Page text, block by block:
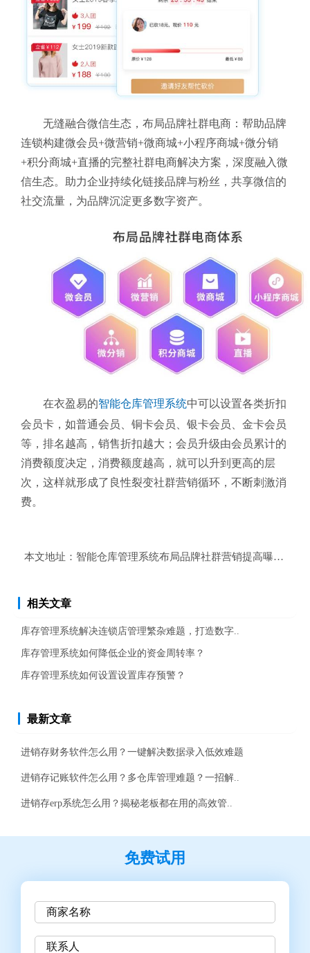
无缝融合微信生态，布局品牌社群电商：帮助品牌
连锁构建微会员+微营销+微商城+小程序商城+微分销
+积分商城+直播的完整社群电商解决方案，深度融入微
信生态。助力企业持续化链接品牌与粉丝，共享微信的
社交流量，为品牌沉淀更多数字资产。
在衣盈易的智能仓库管理系统中可以设置各类折扣
会员卡，如普通会员、铜卡会员、银卡会员、金卡会员
等，排名越高，销售折扣越大；会员升级由会员累计的
消费额度决定，消费额度越高，就可以升到更高的层
次，这样就形成了良性裂变社群营销循环，不断刺激消
费。
本文地址： 智能仓库管理系统布局品牌社群营销提高曝光量？
相关文章
库存管理系统解决连锁店管理繁杂难题，打造数字..
库存管理系统如何降低企业的资金周转率？
库存管理系统如何设置设置库存预警？
最新文章
进销存财务软件怎么用？一键解决数据录入低效难题
进销存记账软件怎么用？多仓库管理难题？一招解..
进销存erp系统怎么用？揭秘老板都在用的高效管..
免费试用